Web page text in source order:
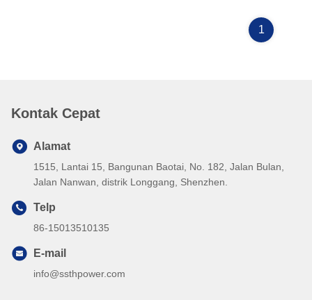
1
Kontak Cepat
Alamat
1515, Lantai 15, Bangunan Baotai, No. 182, Jalan Bulan,
Jalan Nanwan, distrik Longgang, Shenzhen.
Telp
86-15013510135
E-mail
info@ssthpower.com